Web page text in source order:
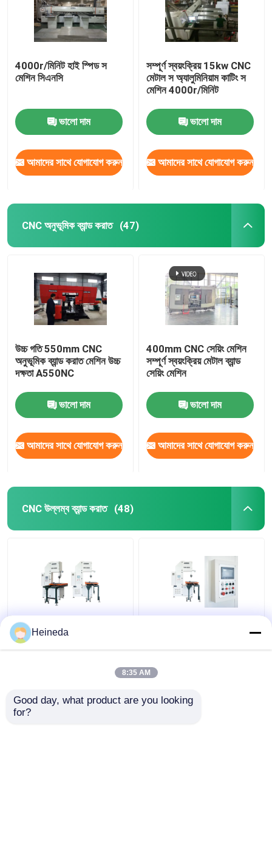
4000r/মিনিট হাই স্পিড স
মেশিন সিএনসি
ভালো দাম
আমাদের সাথে যোগাযোগ করুন
সম্পূর্ণ স্বয়ংক্রিয় 15kw CNC
মেটাল স অ্যালুমিনিয়াম কাটিং স
মেশিন 4000r/মিনিট
ভালো দাম
আমাদের সাথে যোগাযোগ করুন
CNC অনুভূমিক ব্যান্ড করাত (47)
উচ্চ গতি 550mm CNC
অনুভূমিক ব্যান্ড করাত মেশিন উচ্চ
দক্ষতা A550NC
ভালো দাম
আমাদের সাথে যোগাযোগ করুন
400mm CNC সেয়িং মেশিন
সম্পূর্ণ স্বয়ংক্রিয় মেটাল ব্যান্ড
সেয়িং মেশিন
ভালো দাম
আমাদের সাথে যোগাযোগ করুন
CNC উল্লম্ব ব্যান্ড করাত (48)
অ্যালুমিনিয়ামের জন্য VH600
প্রস্থ 600 মিমি উল্লম্ব মেটাল
উচ্চ গতি 500-2000m/মিনিট
Heineda
8:35 AM
Good day, what product are you looking
for?